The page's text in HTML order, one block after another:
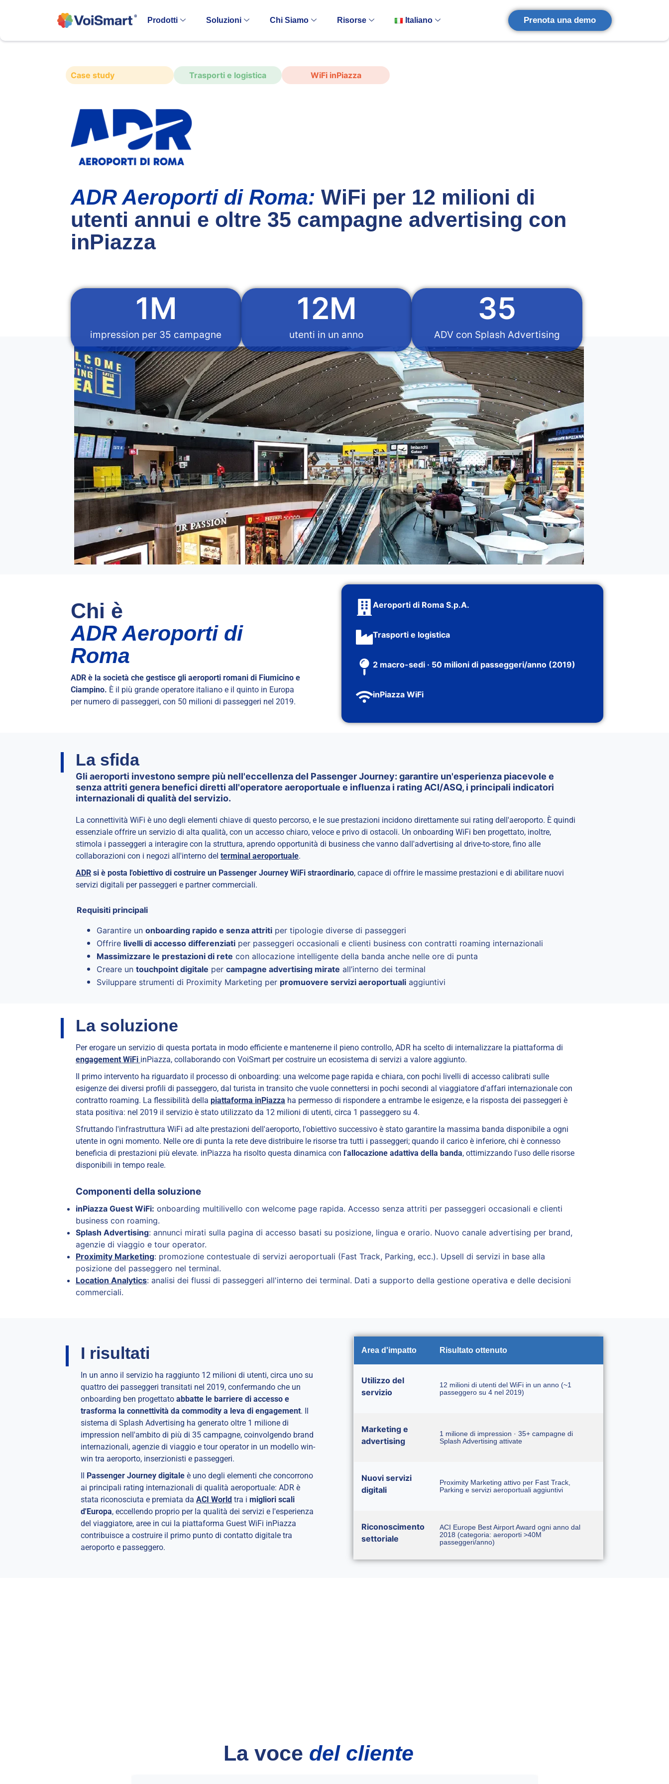
Prodotti Soluzioni Chi Siamo Risorse Italiano Prenota una demo
Case study Trasporti e logistica WiFi inPiazza
ADR Aeroporti di Roma: WiFi per 12 milioni di
utenti annui e oltre 35 campagne advertising con
inPiazza
impression per 35 campagne
1M
utenti in un anno
12M
ADV con Splash Advertising
35
Chi è
ADR Aeroporti di
Roma
ADR è la società che gestisce gli aeroporti romani di Fiumicino e
Ciampino. È il più grande operatore italiano e il quinto in Europa
per numero di passeggeri, con 50 milioni di passeggeri nel 2019.
Aeroporti di Roma S.p.A.
Trasporti e logistica
2 macro-sedi · 50 milioni di passeggeri/anno (2019)
inPiazza WiFi
La sfida
Gli aeroporti investono sempre più nell'eccellenza del Passenger Journey: garantire un'esperienza piacevole e
senza attriti genera benefici diretti all'operatore aeroportuale e influenza i rating ACI/ASQ, i principali indicatori
internazionali di qualità del servizio.
La connettività WiFi è uno degli elementi chiave di questo percorso, e le sue prestazioni incidono direttamente sui rating dell'aeroporto. È quindi
essenziale offrire un servizio di alta qualità, con un accesso chiaro, veloce e privo di ostacoli. Un onboarding WiFi ben progettato, inoltre,
stimola i passeggeri a interagire con la struttura, aprendo opportunità di business che vanno dall'advertising al drive-to-store, fino alle
collaborazioni con i negozi all'interno del terminal aeroportuale.
ADR si è posta l'obiettivo di costruire un Passenger Journey WiFi straordinario, capace di offrire le massime prestazioni e di abilitare nuovi
servizi digitali per passeggeri e partner commerciali.
Requisiti principali
Garantire un onboarding rapido e senza attriti per tipologie diverse di passeggeri
Offrire livelli di accesso differenziati per passeggeri occasionali e clienti business con contratti roaming internazionali
Massimizzare le prestazioni di rete con allocazione intelligente della banda anche nelle ore di punta
Creare un touchpoint digitale per campagne advertising mirate all’interno dei terminal
Sviluppare strumenti di Proximity Marketing per promuovere servizi aeroportuali aggiuntivi
La soluzione
Per erogare un servizio di questa portata in modo efficiente e mantenerne il pieno controllo, ADR ha scelto di internalizzare la piattaforma di
engagement WiFi inPiazza, collaborando con VoiSmart per costruire un ecosistema di servizi a valore aggiunto.
Il primo intervento ha riguardato il processo di onboarding: una welcome page rapida e chiara, con pochi livelli di accesso calibrati sulle
esigenze dei diversi profili di passeggero, dal turista in transito che vuole connettersi in pochi secondi al viaggiatore d'affari internazionale con
contratto roaming. La flessibilità della piattaforma inPiazza ha permesso di rispondere a entrambe le esigenze, e la risposta dei passeggeri è
stata positiva: nel 2019 il servizio è stato utilizzato da 12 milioni di utenti, circa 1 passeggero su 4.
Sfruttando l'infrastruttura WiFi ad alte prestazioni dell'aeroporto, l'obiettivo successivo è stato garantire la massima banda disponibile a ogni
utente in ogni momento. Nelle ore di punta la rete deve distribuire le risorse tra tutti i passeggeri; quando il carico è inferiore, chi è connesso
beneficia di prestazioni più elevate. inPiazza ha risolto questa dinamica con l'allocazione adattiva della banda, ottimizzando l'uso delle risorse
disponibili in tempo reale.
Componenti della soluzione
inPiazza Guest WiFi: onboarding multilivello con welcome page rapida. Accesso senza attriti per passeggeri occasionali e clienti
business con roaming.
Splash Advertising: annunci mirati sulla pagina di accesso basati su posizione, lingua e orario. Nuovo canale advertising per brand,
agenzie di viaggio e tour operator.
Proximity Marketing: promozione contestuale di servizi aeroportuali (Fast Track, Parking, ecc.). Upsell di servizi in base alla
posizione del passeggero nel terminal.
Location Analytics: analisi dei flussi di passeggeri all'interno dei terminal. Dati a supporto della gestione operativa e delle decisioni
commerciali.
I risultati
In un anno il servizio ha raggiunto 12 milioni di utenti, circa uno su
quattro dei passeggeri transitati nel 2019, confermando che un
onboarding ben progettato abbatte le barriere di accesso e
trasforma la connettività da commodity a leva di engagement. Il
sistema di Splash Advertising ha generato oltre 1 milione di
impression nell'ambito di più di 35 campagne, coinvolgendo brand
internazionali, agenzie di viaggio e tour operator in un modello win-
win tra aeroporto, inserzionisti e passeggeri.
Il Passenger Journey digitale è uno degli elementi che concorrono
ai principali rating internazionali di qualità aeroportuale: ADR è
stata riconosciuta e premiata da ACI World tra i migliori scali
d'Europa, eccellendo proprio per la qualità dei servizi e l'esperienza
del viaggiatore, aree in cui la piattaforma Guest WiFi inPiazza
contribuisce a costruire il primo punto di contatto digitale tra
aeroporto e passeggero.
Area d'impatto Risultato ottenuto
Utilizzo del
servizio
12 milioni di utenti del WiFi in un anno (~1
passeggero su 4 nel 2019)
Marketing e
advertising
1 milione di impression · 35+ campagne di
Splash Advertising attivate
Nuovi servizi
digitali
Proximity Marketing attivo per Fast Track,
Parking e servizi aeroportuali aggiuntivi
Riconoscimento
settoriale
ACI Europe Best Airport Award ogni anno dal
2018 (categoria: aeroporti >40M
passeggeri/anno)
La voce del cliente